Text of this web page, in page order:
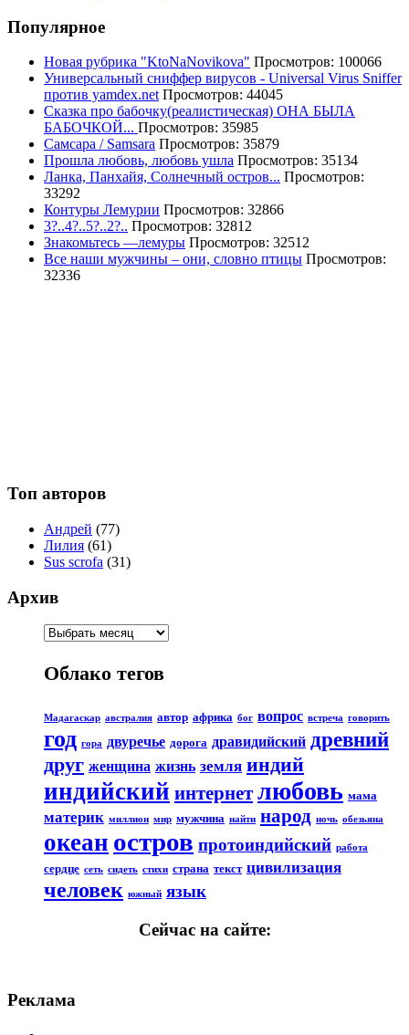
Популярное
Новая рубрика "KtoNaNovikova" Просмотров: 100066
Универсальный сниффер вирусов - Universal Virus Sniffer
против yamdex.net Просмотров: 44045
Сказка про бабочку(реалистическая) ОНА БЫЛА
БАБОЧКОЙ... Просмотров: 35985
Самсара / Samsara Просмотров: 35879
Прошла любовь, любовь ушла Просмотров: 35134
Ланка, Панхайя, Солнечный остров... Просмотров:
33292
Контуры Лемурии Просмотров: 32866
3?..4?..5?..2?.. Просмотров: 32812
Знакомьтесь —лемуры Просмотров: 32512
Все наши мужчины – они, словно птицы Просмотров:
32336
Топ авторов
Андрей (77)
Лилия (61)
Sus scrofa (31)
Архив
Облако тегов
Мадагаскар австралия автор африка бог вопрос встреча говорить
год гора двуречье дорога дравидийский древний
друг женщина жизнь земля индий
индийский интернет любовь мама
материк миллион мир мужчина найти народ ночь обезьяна
океан остров протоиндийский работа
сердце сеть сидеть стихи страна текст цивилизация
человек южный язык
Сейчас на сайте:
Реклама